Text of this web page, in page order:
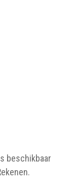
beschikbaar